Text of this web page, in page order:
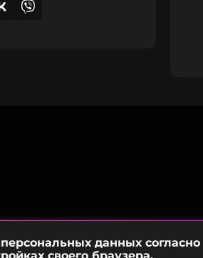
данных согласно